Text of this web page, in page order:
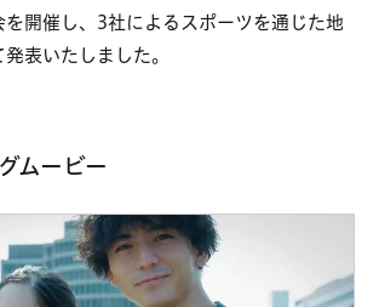
を開催し、3社によるスポーツを通じた地
表いたしました。
ムービー